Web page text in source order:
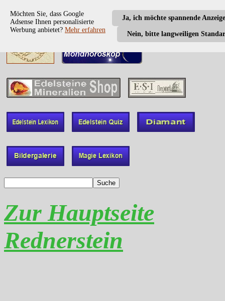
Ja, ich möchte spannende
Nein, bitte langweiligen
Möchten Sie, dass Google
Adsense Ihnen personalisierte
Werbung anbietet? Mehr erfahren
Zur Hauptseite
Rednerstein